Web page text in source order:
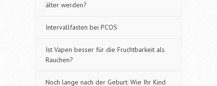
älter werden?
Intervallfasten bei PCOS
Ist Vapen besser für die Fruchtbarkeit als
Rauchen?
Noch lange nach der Geburt: Wie Ihr Kind